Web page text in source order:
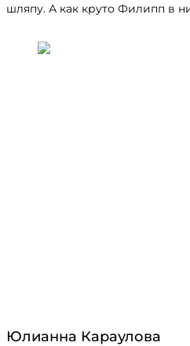
шляпу. А как круто Филипп в
Юлианна Караулова